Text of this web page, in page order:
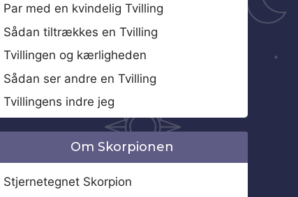
Par med en kvindelig Tvilling
Sådan tiltrækkes en Tvilling
Tvillingen og kærligheden
Sådan ser andre en Tvilling
Tvillingens indre jeg
Om Skorpionen
Stjernetegnet Skorpion